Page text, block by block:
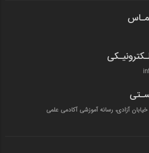
خیابان آزادی، رسانه آموزشی آکادمی علمی